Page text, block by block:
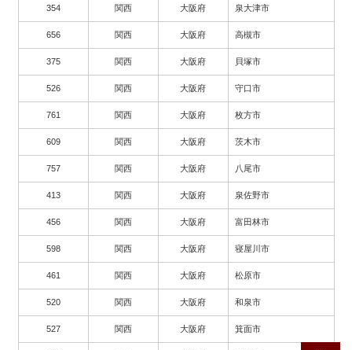
354 関西 大阪府 泉大津市
656 関西 大阪府 高槻市
375 関西 大阪府 貝塚市
526 関西 大阪府 守口市
761 関西 大阪府 枚方市
609 関西 大阪府 茨木市
757 関西 大阪府 八尾市
413 関西 大阪府 泉佐野市
456 関西 大阪府 富田林市
598 関西 大阪府 寝屋川市
461 関西 大阪府 松原市
520 関西 大阪府 和泉市
527 関西 大阪府 箕面市